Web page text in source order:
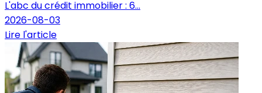
L'abc du crédit immobilier : 6...
2026-08-03
Lire l'article